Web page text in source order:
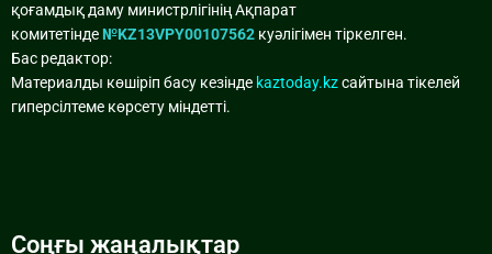
қоғамдық даму министрлігінің Ақпарат
комитетінде№KZ13VPY00107562 куәлігімен тіркелген.
Бас редактор:
Материалды көшіріп басу кезінде kaztoday.kzсайтына тікелей
гиперсілтеме көрсету міндетті.
Соңғы жаңалықтар